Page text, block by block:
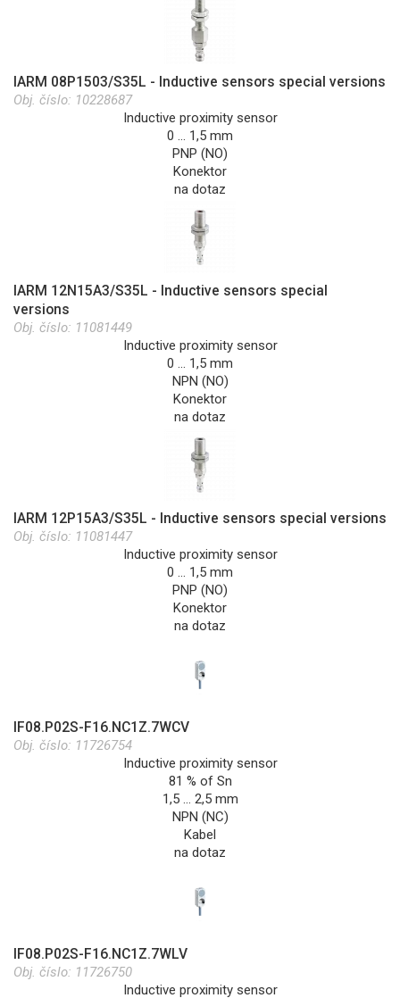
IARM 08P1503/S35L - Inductive sensors special versions
Obj. číslo: 10228687
Inductive proximity sensor
0 … 1,5 mm
PNP (NO)
Konektor
na dotaz
IARM 12N15A3/S35L - Inductive sensors special
versions
Obj. číslo: 11081449
Inductive proximity sensor
0 … 1,5 mm
NPN (NO)
Konektor
na dotaz
IARM 12P15A3/S35L - Inductive sensors special versions
Obj. číslo: 11081447
Inductive proximity sensor
0 … 1,5 mm
PNP (NO)
Konektor
na dotaz
IF08.P02S-F16.NC1Z.7WCV
Obj. číslo: 11726754
Inductive proximity sensor
81 % of Sn
1,5 … 2,5 mm
NPN (NC)
Kabel
na dotaz
IF08.P02S-F16.NC1Z.7WLV
Obj. číslo: 11726750
Inductive proximity sensor